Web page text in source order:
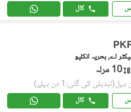
کال
اے, بحریہ انکلیو
10 مرلہ
(تبدیلی کی گئی:1 دن پہلے)
کال